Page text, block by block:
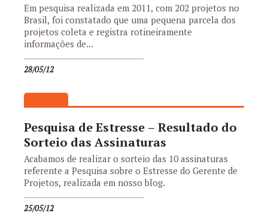
Em pesquisa realizada em 2011, com 202 projetos no
Brasil, foi constatado que uma pequena parcela dos
projetos coleta e registra rotineiramente
informações de...
28/05/12
Pesquisa de Estresse – Resultado do
Sorteio das Assinaturas
Acabamos de realizar o sorteio das 10 assinaturas
referente a Pesquisa sobre o Estresse do Gerente de
Projetos, realizada em nosso blog.
25/05/12